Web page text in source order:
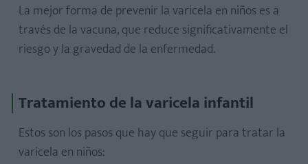
La mejor forma de prevenir la varicela en niños es a
través de la vacuna, que reduce significativamente el
riesgo y la gravedad de la enfermedad.
Tratamiento de la varicela infantil
Estos son los pasos que hay que seguir para tratar la
varicela en niños: